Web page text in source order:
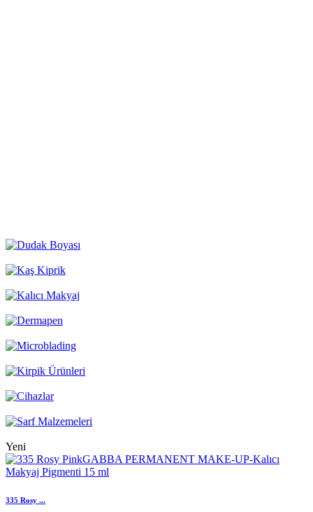
Yeni
335 Rosy ...